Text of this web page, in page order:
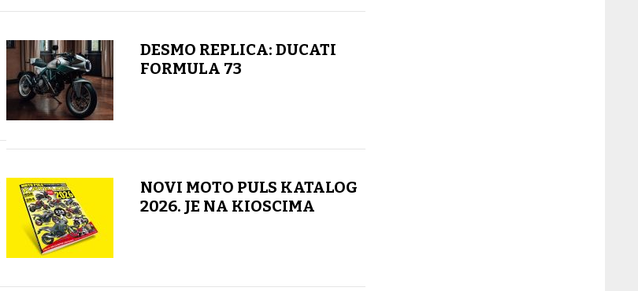
DESMO REPLICA: DUCATI
FORMULA 73
NOVI MOTO PULS KATALOG
2026. JE NA KIOSCIMA